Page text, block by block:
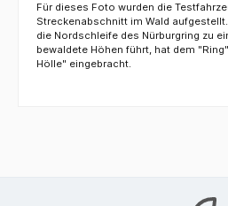
Für dieses Foto wurden die
Streckenabschnitt im Wald
die Nordschleife des Nürburgring zu
bewaldete Höhen führt, hat dem
Hölle" eingebracht.